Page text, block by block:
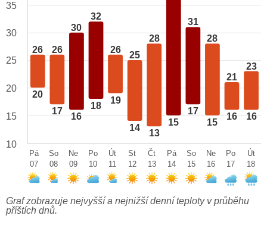
26
20
26
17
30
16
32
18
26
19
25
14
28
13
15
31
17
28
15
21
16
23
16
35
30
25
20
15
10
Pá
07
So
08
Ne
09
Po
10
Út
11
St
12
Čt
13
Pá
14
So
15
Ne
16
Po
17
Út
18
Graf zobrazuje nejvyšší a nejnižší denní teploty v průběhu
příštích dnů.